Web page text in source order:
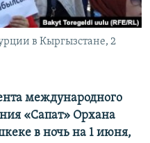
в Кыргызстане, 2
международного
«Сапат» Орхана
в ночь на 1 июня,